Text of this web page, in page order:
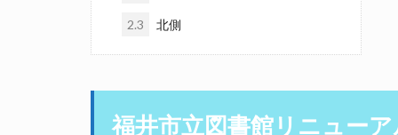
2.3 北側
福井市立図書館リニュー